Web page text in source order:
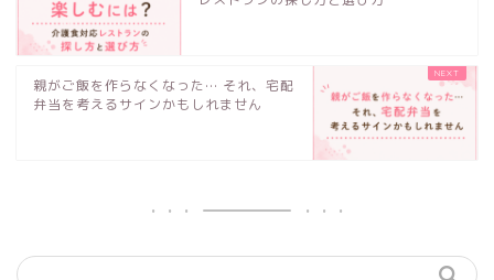
親がご飯を作らなくなった… それ、宅配
弁当を考えるサインかもしれません